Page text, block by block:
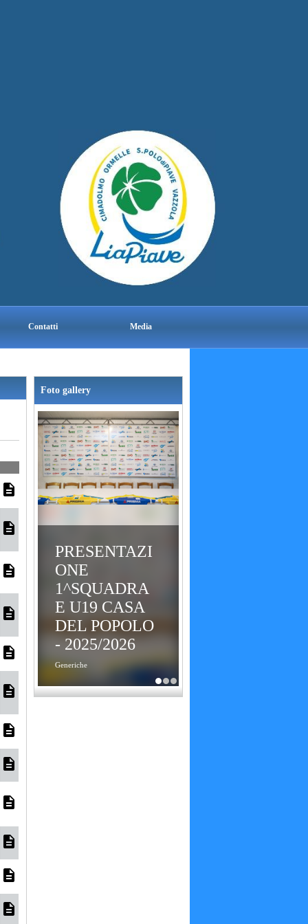
Contatti Media
description
description
description
description
description
description
description
description
description
description
description
description
Foto gallery
PRESENTAZI
ONE
1^SQUADRA
E U19 CASA
DEL POPOLO
- 2025/2026
Generiche